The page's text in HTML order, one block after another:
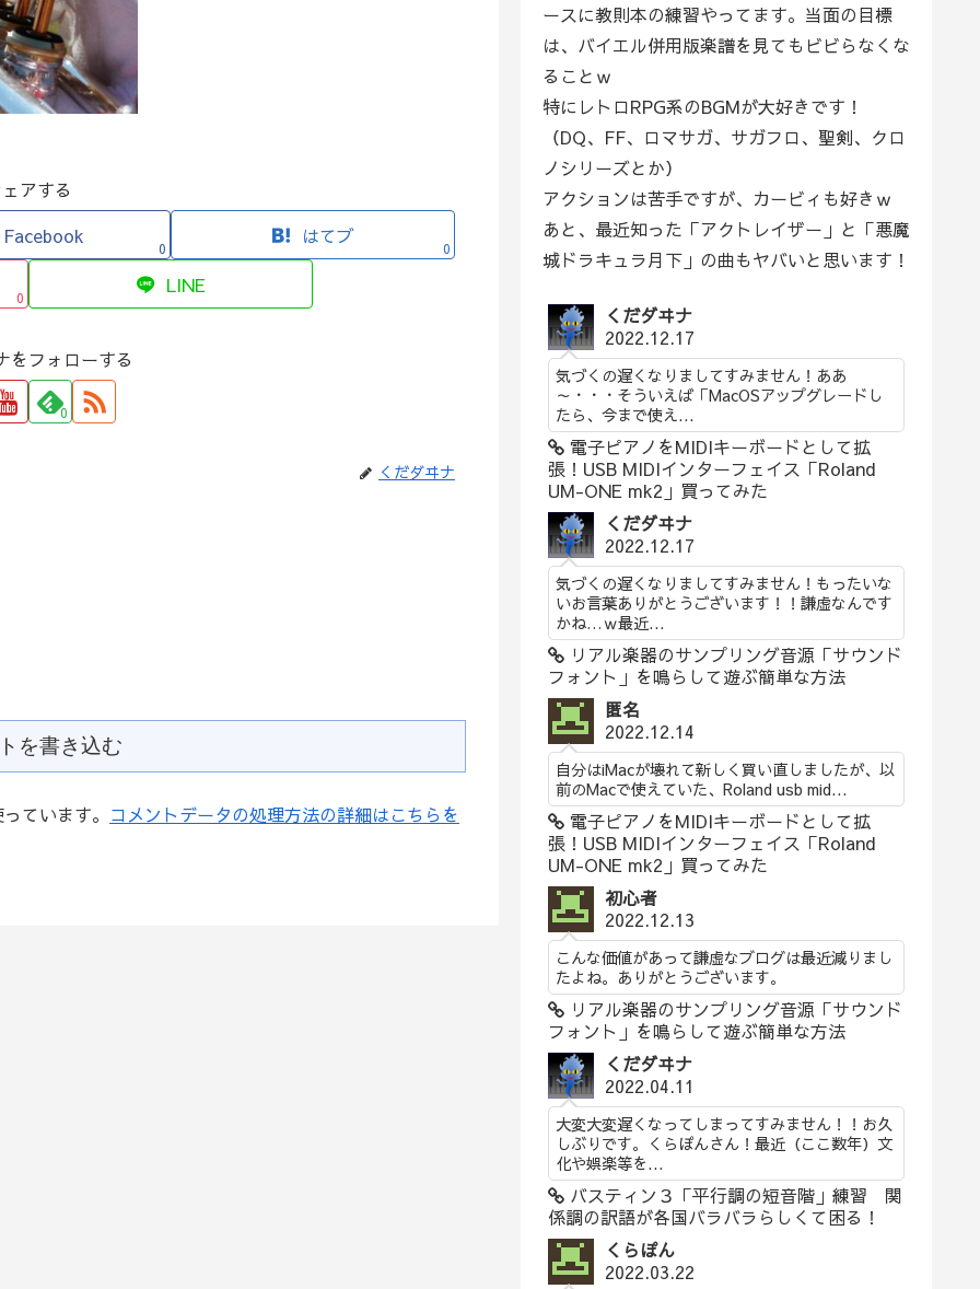
アする
Facebook
0
はてブ
0
0
LINE
をフォローする
0
くだダヰナ
を書き込む
ています。 コメントデータの処理方法の詳細はこちらを
ースに教則本の練習やってます。当面の目標
は、バイエル併用版楽譜を見てもビビらなくな
ることｗ
特にレトロRPG系のBGMが大好きです！
（DQ、FF、ロマサガ、サガフロ、聖剣、クロ
ノシリーズとか）
アクションは苦手ですが、カービィも好きｗ
あと、最近知った「アクトレイザー」と「悪魔
城ドラキュラ月下」の曲もヤバいと思います！
くだダヰナ
2022.12.17
気づくの遅くなりましてすみません！ああ
～・・・そういえば「MacOSアップグレードし
たら、今まで使え...
電子ピアノをMIDIキーボードとして拡
張！USB MIDIインターフェイス「Roland
UM-ONE mk2」買ってみた
くだダヰナ
2022.12.17
気づくの遅くなりましてすみません！もったいな
いお言葉ありがとうございます！！謙虚なんです
かね…ｗ最近...
リアル楽器のサンプリング音源「サウンド
フォント」を鳴らして遊ぶ簡単な方法
匿名
2022.12.14
自分はiMacが壊れて新しく買い直しましたが、以
前のMacで使えていた、Roland usb mid...
電子ピアノをMIDIキーボードとして拡
張！USB MIDIインターフェイス「Roland
UM-ONE mk2」買ってみた
初心者
2022.12.13
こんな価値があって謙虚なブログは最近減りまし
たよね。ありがとうございます。
リアル楽器のサンプリング音源「サウンド
フォント」を鳴らして遊ぶ簡単な方法
くだダヰナ
2022.04.11
大変大変遅くなってしまってすみません！！お久
しぶりです。くらぽんさん！最近（ここ数年）文
化や娯楽等を...
バスティン３「平行調の短音階」練習 関
係調の訳語が各国バラバラらしくて困る！
くらぽん
2022.03.22